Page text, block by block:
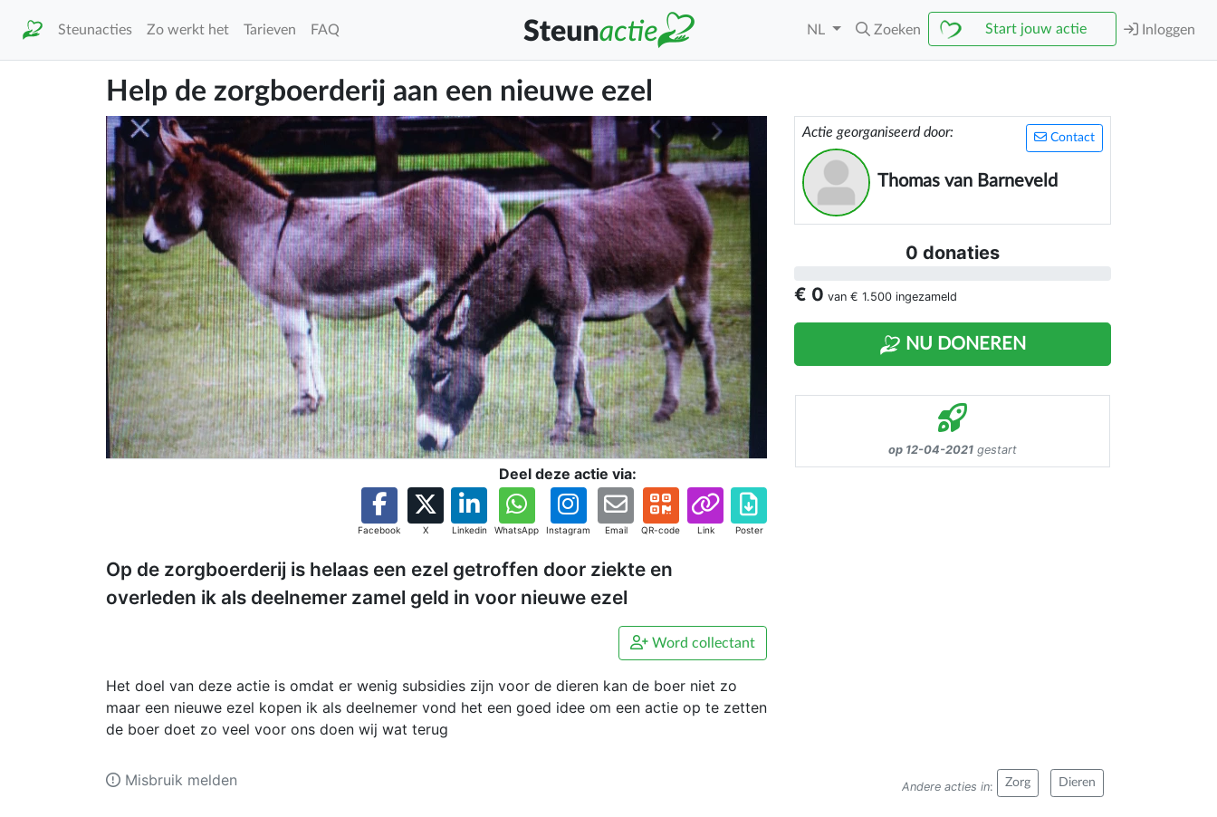
Steunacties Zo werkt het Tarieven FAQ NL Zoeken Start jouw actie Inloggen
Help de zorgboerderij aan een nieuwe ezel
Deel deze actie via:
Facebook X Linkedin WhatsApp Instagram Email QR-code Link Poster
Op de zorgboerderij is helaas een ezel getroffen door ziekte en
overleden ik als deelnemer zamel geld in voor nieuwe ezel
Word collectant
Het doel van deze actie is omdat er wenig subsidies zijn voor de dieren kan de boer niet zo
maar een nieuwe ezel kopen ik als deelnemer vond het een goed idee om een actie op te zetten
de boer doet zo veel voor ons doen wij wat terug
Contact
Actie georganiseerd door:
Thomas van Barneveld
0 donaties
€ 0 van € 1.500 ingezameld
NU DONEREN
op 12-04-2021 gestart
Andere acties in: Zorg Dieren
Misbruik melden